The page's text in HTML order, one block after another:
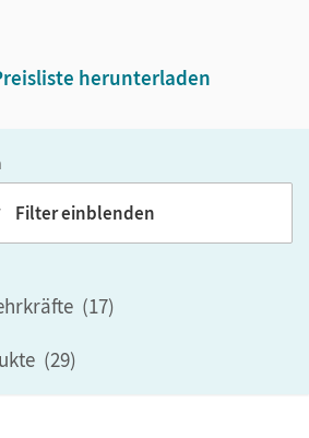
herunterladen
Filter einblenden
(17)
(29)